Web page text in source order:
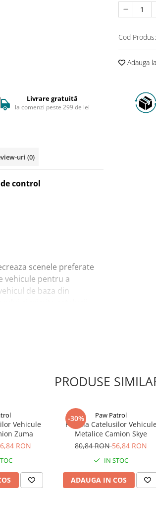
Cod Produs:
Adauga
Livrare gratuită
la comenzi peste 299 de lei
uri (0)
control
scenele preferate
vehicule pentru a
de baza din
copiilor.
se joaca/foloseste acest
viitoare.
jucaria/produsul de
PRODUSE
Vehicule
Zuma
RON
-30% Paw Patrol
Patrula Catelusilor
Metalice Camion Skye
80,84 RON56,84 RON
IN STOC
ADAUGA IN COS